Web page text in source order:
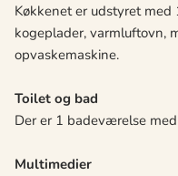
Køkkenet er udstyret med
kogeplader, varmluftovn,
opvaskemaskine.
Toilet og bad
Der er 1 badeværelse
Multimedier